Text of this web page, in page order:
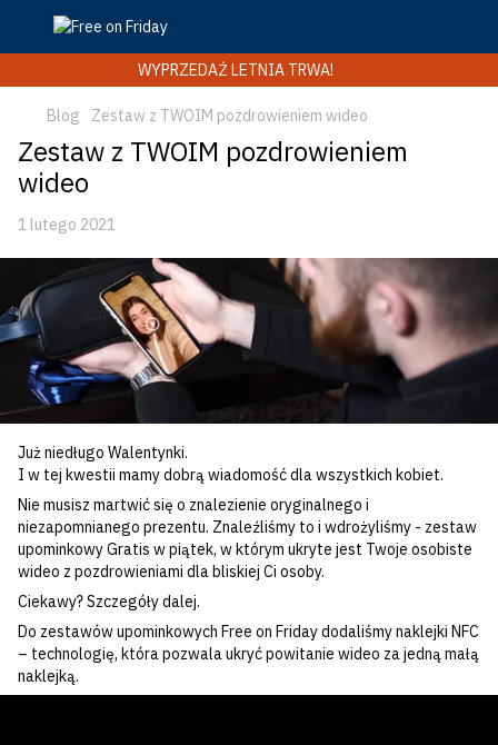
WYPRZEDAŻ LETNIA TRWA!
Blog Zestaw z TWOIM pozdrowieniem wideo
Zestaw z TWOIM pozdrowieniem
wideo
1 lutego 2021
Już niedługo Walentynki.
I w tej kwestii mamy dobrą wiadomość dla wszystkich kobiet.
Nie musisz martwić się o znalezienie oryginalnego i
niezapomnianego prezentu. Znaleźliśmy to i wdrożyliśmy - zestaw
upominkowy Gratis w piątek, w którym ukryte jest Twoje osobiste
wideo z pozdrowieniami dla bliskiej Ci osoby.
Ciekawy? Szczegóły dalej.
Do zestawów upominkowych Free on Friday dodaliśmy naklejki NFC
– technologię, która pozwala ukryć powitanie wideo za jedną małą
naklejką.